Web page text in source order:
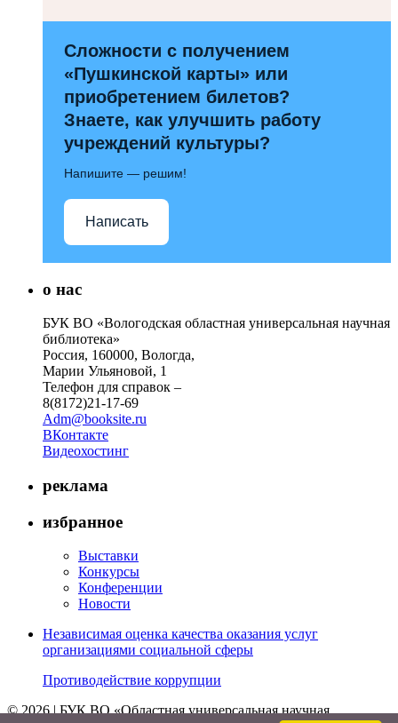
Сложности с получением
«Пушкинской карты» или
приобретением билетов?
Знаете, как улучшить работу
учреждений культуры?
Напишите — решим!
Написать
о нас
БУК ВО «Вологодская областная универсальная научная
библиотека»
Россия, 160000, Вологда,
Марии Ульяновой, 1
Телефон для справок –
8(8172)21-17-69
Adm@booksite.ru
ВКонтакте
Видеохостинг
реклама
избранное
Выставки
Конкурсы
Конференции
Новости
Независимая оценка качества оказания услуг
организациями социальной сферы
Противодействие коррупции
© 2026 | БУК ВО «Областная универсальная научная